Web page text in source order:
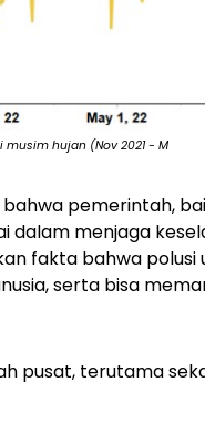
musim hujan (Nov 2021 - M
pemerintah,
dalam menjaga
fakta bahwa
serta bisa
pusat, terutama